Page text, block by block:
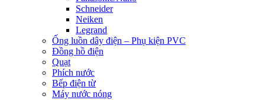
Schneider
Neiken
Legrand
Ống luồn dây điện – Phụ kiện PVC
Đồng hồ điện
Quạt
Phích nước
Bếp điện từ
Máy nước nóng